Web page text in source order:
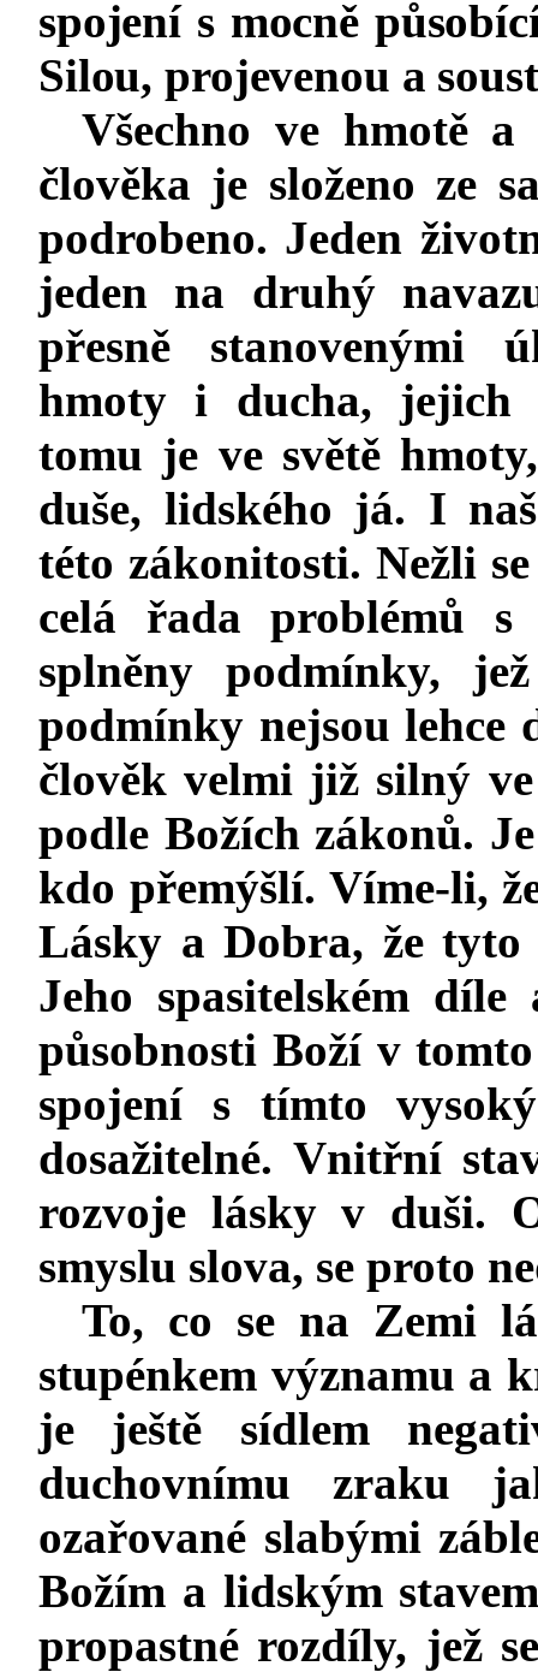
spojení s mocně
Silou, projevenou a
Všechno ve hmotě
člověka je složeno ze
podrobeno. Jeden
jeden na druhý
přesně
hmoty i ducha, jejich
tomu je ve světě
duše, lidského já. I
této zákonitosti. Nežli
celá řada problémů
splněny podmínky,
podmínky nejsou lehce
člověk velmi již silný
podle Božích zákonů.
kdo přemýšlí. Víme-li,
Lásky a Dobra, že tyto
Jeho spasitelském
působnosti Boží v
spojení s tímto
dosažitelné. Vnitřní
rozvoje lásky v duši.
smyslu slova, se proto
To, co se na Zemi
stupénkem významu a
je ještě sídlem
duchovnímu zraku
ozařované slabými
Božím a lidským
propastné rozdíly, jež